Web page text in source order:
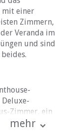
mit einer
Zimmern,
Veranda im
und sind
Zimmer, ein
Suiten.
mehr